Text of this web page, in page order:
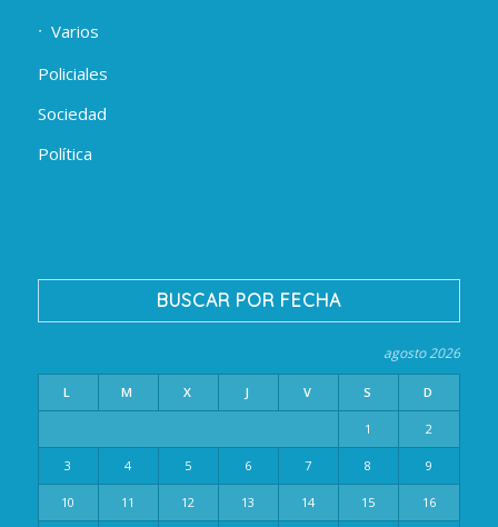
Varios
Policiales
Sociedad
Política
BUSCAR POR FECHA
agosto 2026
L M X J V S D
1 2
3 4 5 6 7 8 9
10 11 12 13 14 15 16